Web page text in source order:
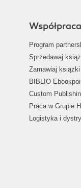
Współpraca
Program
Sprzedawaj
Zamawiaj
BIBLIO
Custom
Praca w Grupie
Logistyka i